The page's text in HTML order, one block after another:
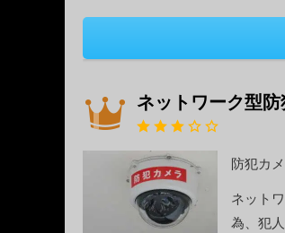
ネットワーク型
防犯カ
ネット
為、犯